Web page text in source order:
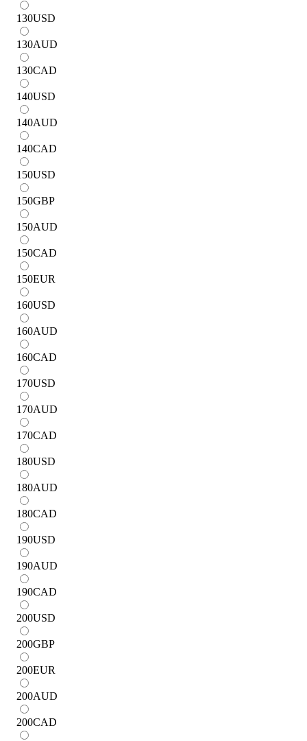
130USD
130AUD
130CAD
140USD
140AUD
140CAD
150USD
150GBP
150AUD
150CAD
150EUR
160USD
160AUD
160CAD
170USD
170AUD
170CAD
180USD
180AUD
180CAD
190USD
190AUD
190CAD
200USD
200GBP
200EUR
200AUD
200CAD